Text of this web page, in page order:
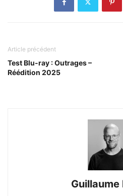
Article précédent
Test Blu-ray : Outrages –
Réédition 2025